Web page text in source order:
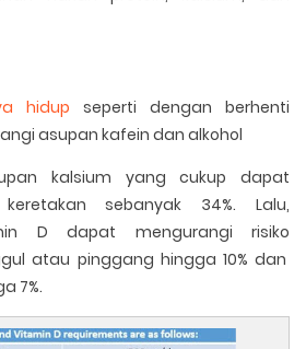
hidup seperti dengan berhenti
asupan kafein dan alkohol
kalsium yang cukup dapat
sebanyak 34%. Lalu,
D dapat mengurangi risiko
atau pinggang hingga 10% dan
7%.